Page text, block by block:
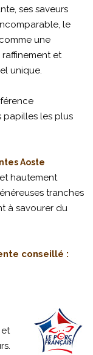
ses saveurs
le
une
et
unique.
papilles les plus
Aoste
hautement
tranches
à savourer du
conseillé :